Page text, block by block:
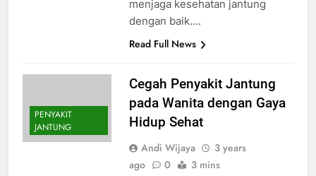
menjaga kesehatan jantung
dengan baik….
Read Full News
PENYAKIT
JANTUNG
Cegah Penyakit Jantung
pada Wanita dengan Gaya
Hidup Sehat
Andi Wijaya
3 years
ago
0 3 mins